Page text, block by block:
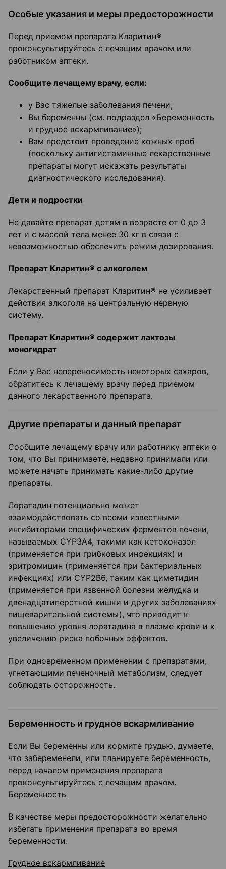
Особые указания и меры предосторожности
Перед приемом препарата Кларитин®
проконсультируйтесь с лечащим врачом или
работником аптеки.
Сообщите лечащему врачу, если:
у Вас тяжелые заболевания печени;
Вы беременны (см. подраздел «Беременность
и грудное вскармливание»);
Вам предстоит проведение кожных проб
(поскольку антигистаминные лекарственные
препараты могут искажать результаты
диагностического исследования).
Дети и подростки
Не давайте препарат детям в возрасте от 0 до 3
лет и с массой тела менее 30 кг в связи с
невозможностью обеспечить режим дозирования.
Препарат Кларитин® с алкоголем
Лекарственный препарат Кларитин® не усиливает
действия алкоголя на центральную нервную
систему.
Препарат Кларитин® содержит лактозы
моногидрат
Если у Вас непереносимость некоторых сахаров,
обратитесь к лечащему врачу перед приемом
данного лекарственного препарата.
Другие препараты и данный препарат
Сообщите лечащему врачу или работнику аптеки о
том, что Вы принимаете, недавно принимали или
можете начать принимать какие-либо другие
препараты.
Лоратадин потенциально может
взаимодействовать со всеми известными
ингибиторами специфических ферментов печени,
называемых СYР3А4, такими как кетоконазол
(применяется при грибковых инфекциях) и
эритромицин (применяется при бактериальных
инфекциях) или СYР2В6, таким как циметидин
(применяется при язвенной болезни желудка и
двенадцатиперстной кишки и других заболеваниях
пищеварительной системы), что приводит к
повышению уровня лоратадина в плазме крови и к
увеличению риска побочных эффектов.
При одновременном применении с препаратами,
угнетающими печеночный метаболизм, следует
соблюдать осторожность.
Беременность и грудное вскармливание
Если Вы беременны или кормите грудью, думаете,
что забеременели, или планируете беременность,
перед началом применения препарата
проконсультируйтесь с лечащим врачом.
Беременность
В качестве меры предосторожности желательно
избегать применения препарата во время
беременности.
Грудное вскармливание